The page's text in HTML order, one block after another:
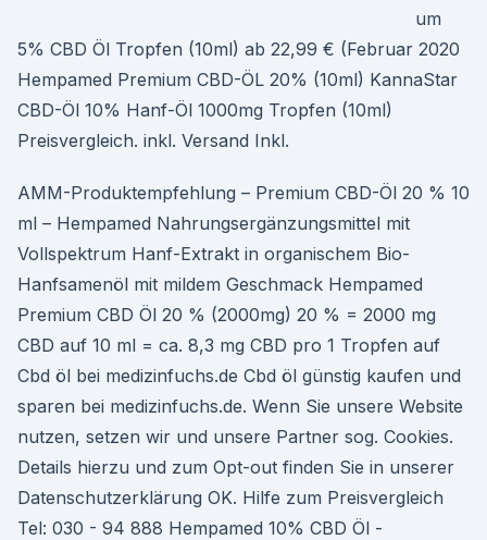
um
5% CBD Öl Tropfen (10ml) ab 22,99 € (Februar 2020
Hempamed Premium CBD-ÖL 20% (10ml) KannaStar
CBD-Öl 10% Hanf-Öl 1000mg Tropfen (10ml)
Preisvergleich. inkl. Versand Inkl.
AMM-Produktempfehlung – Premium CBD-Öl 20 % 10
ml – Hempamed Nahrungsergänzungsmittel mit
Vollspektrum Hanf-Extrakt in organischem Bio-
Hanfsamenöl mit mildem Geschmack Hempamed
Premium CBD Öl 20 % (2000mg) 20 % = 2000 mg
CBD auf 10 ml = ca. 8,3 mg CBD pro 1 Tropfen auf
Cbd öl bei medizinfuchs.de Cbd öl günstig kaufen und
sparen bei medizinfuchs.de. Wenn Sie unsere Website
nutzen, setzen wir und unsere Partner sog. Cookies.
Details hierzu und zum Opt-out finden Sie in unserer
Datenschutzerklärung OK. Hilfe zum Preisvergleich
Tel: 030 - 94 888 Hempamed 10% CBD Öl -